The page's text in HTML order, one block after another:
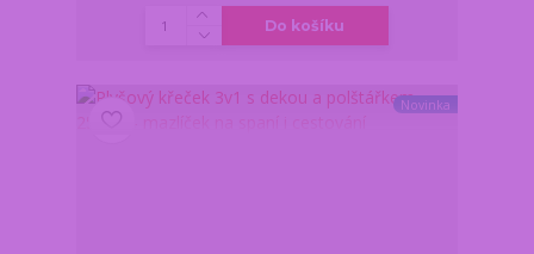
Do košíku
Novinka